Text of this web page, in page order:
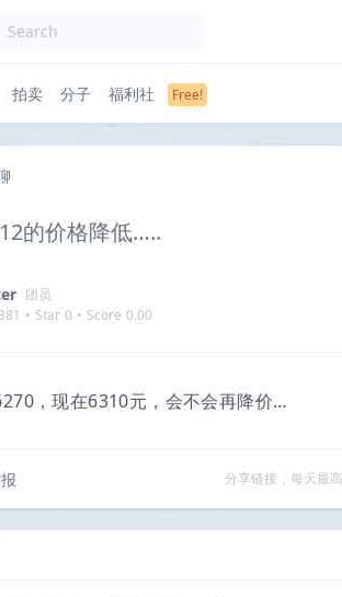
拍卖 分子 福利社
的价格降低…..
团员
381 • Star 0 • Score 0.00
，现在6310元，会不会再降价…
分享链接，每天最